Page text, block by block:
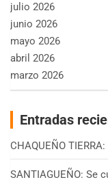
julio 2026
junio 2026
mayo 2026
abril 2026
marzo 2026
Entradas
CHAQUEÑO
SANTIAGUEÑO: Se